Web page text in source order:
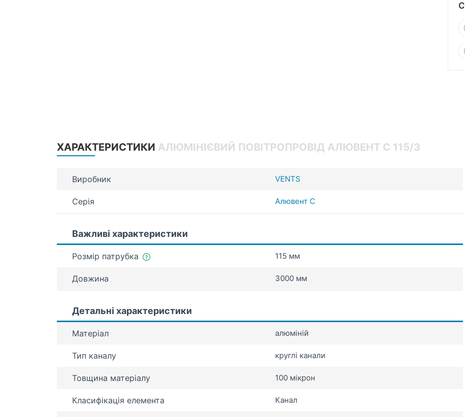
ХАРАКТЕРИСТИКИ АЛЮМІНІЄВИЙ ПОВІТРОПРОВІД АЛЮВЕНТ С 115/3
Виробник VENTS
Серія Алювент С
Важливі характеристики
Розмір патрубка 115 мм
Довжина 3000 мм
Детальні характеристики
Матеріал алюміній
Тип каналу круглі канали
Товщина матеріалу 100 мікрон
Класифікація елемента Канал